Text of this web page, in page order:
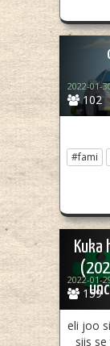
102
2022-01-
#fami
159
2022-01-
eli joo
siis